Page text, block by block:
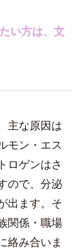
い方は、文
主な原因は
モン・エス
ロゲンはさ
ので、分泌
出ます。そ
関係・職場
絡み合いま